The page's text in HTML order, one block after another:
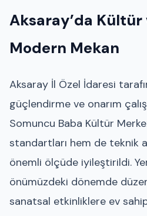
Aksaray’da Kültür
Modern Mekan
Aksaray İl Özel İdaresi
güçlendirme ve onarım
Somuncu Baba Kültür
standartları hem de teknik
önemli ölçüde iyileştirildi.
önümüzdeki dönemde
sanatsal etkinliklere ev